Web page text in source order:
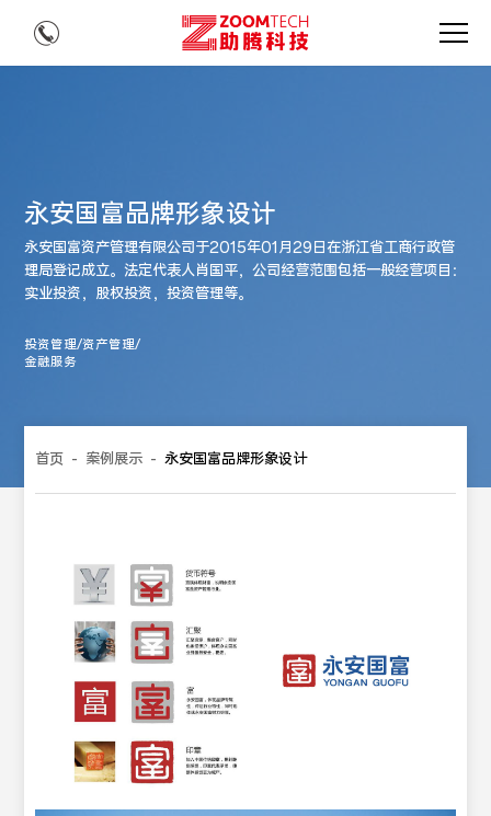
永安国富品牌形象设计
永安国富资产管理有限公司于2015年01月29日在浙江省工商行政管
理局登记成立。法定代表人肖国平，公司经营范围包括一般经营项目：
实业投资，股权投资，投资管理等。
投资管理/资产管理/
金融服务
首页 - 案例展示 - 永安国富品牌形象设计